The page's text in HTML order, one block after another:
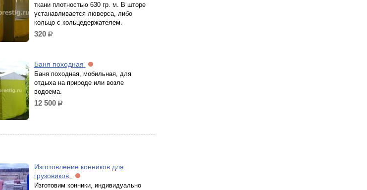
ткани плотностью 630 гр. м. В шторе
устанавливается люверса, либо
кольцо с кольцедержателем.
320 р.
Баня походная
Баня походная, мобильная, для
отдыха на природе или возле
водоема.
12 500 р.
Изготовление конников для
грузовиков,
Изготовим конники, индивидуально